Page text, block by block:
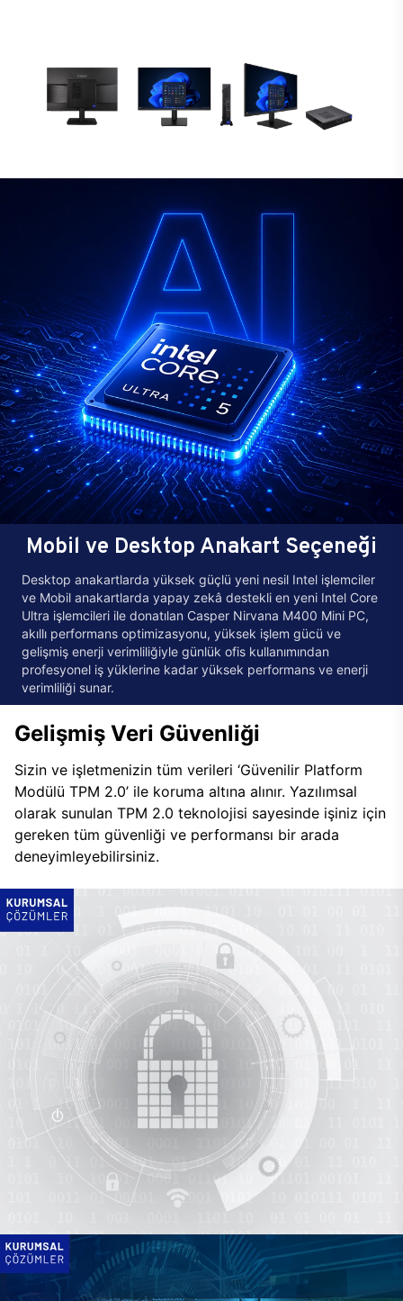
Mobil ve Desktop Anakart Seçeneği
Desktop anakartlarda yüksek güçlü yeni nesil Intel işlemciler
ve Mobil anakartlarda yapay zekâ destekli en yeni Intel Core
Ultra işlemcileri ile donatılan Casper Nirvana M400 Mini PC,
akıllı performans optimizasyonu, yüksek işlem gücü ve
gelişmiş enerji verimliliğiyle günlük ofis kullanımından
profesyonel iş yüklerine kadar yüksek performans ve enerji
verimliliği sunar.
Gelişmiş Veri Güvenliği
Sizin ve işletmenizin tüm verileri ‘Güvenilir Platform
Modülü TPM 2.0’ ile koruma altına alınır. Yazılımsal
olarak sunulan TPM 2.0 teknolojisi sayesinde işiniz için
gereken tüm güvenliği ve performansı bir arada
deneyimleyebilirsiniz.